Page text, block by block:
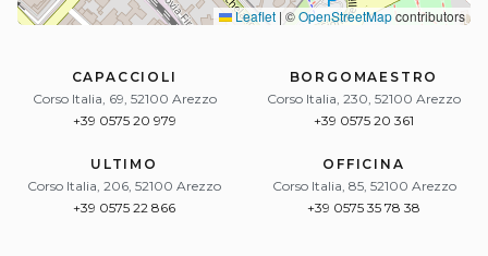
Leaflet | ©OpenStreetMapcontributors
CAPACCIOLI
Corso Italia, 69, 52100 Arezzo
+39 0575 20 979
BORGOMAESTRO
Corso Italia, 230, 52100 Arezzo
+39 0575 20 361
ULTIMO
Corso Italia, 206, 52100 Arezzo
+39 0575 22 866
OFFICINA
Corso Italia, 85, 52100 Arezzo
+39 0575 35 78 38